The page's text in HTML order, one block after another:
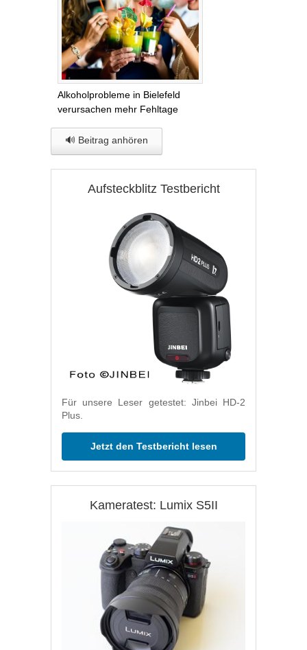
Alkoholprobleme in Bielefeld
verursachen mehr Fehltage
🔊 Beitrag anhören
Aufsteckblitz Testbericht
Für unsere Leser getestet: Jinbei HD-2
Plus.
Jetzt den Testbericht lesen
Kameratest: Lumix S5II